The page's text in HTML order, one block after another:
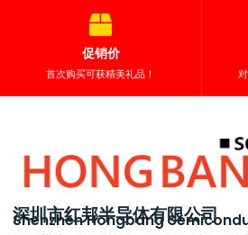
促销价
首次购买可获精美礼品！
深圳市红邦半导体有限公司
Shenzhen Hongbang